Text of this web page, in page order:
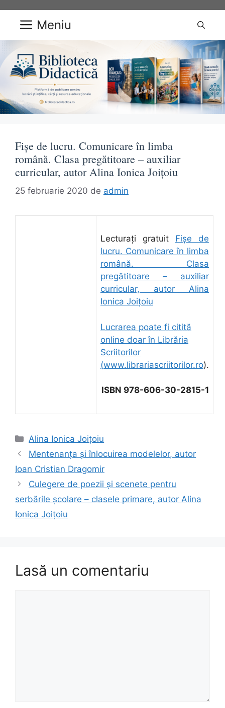
conținut Meniu
Fișe de lucru. Comunicare în limba
română. Clasa pregătitoare – auxiliar
curricular, autor Alina Ionica Joițoiu
25 februarie 2020 de admin
Lecturați gratuit Fișe de
lucru. Comunicare în limba
română. Clasa
pregătitoare – auxiliar
curricular, autor Alina
Ionica Joițoiu
Lucrarea poate fi citită
online doar în Librăria
Scriitorilor
(www.librariascriitorilor.ro).
ISBN 978-606-30-2815-1
Categorii
Alina Ionica Joițoiu
Mentenanța și înlocuirea modelelor, autor
Ioan Cristian Dragomir
Culegere de poezii și scenete pentru
serbările școlare – clasele primare, autor Alina
Ionica Joițoiu
Lasă un comentariu